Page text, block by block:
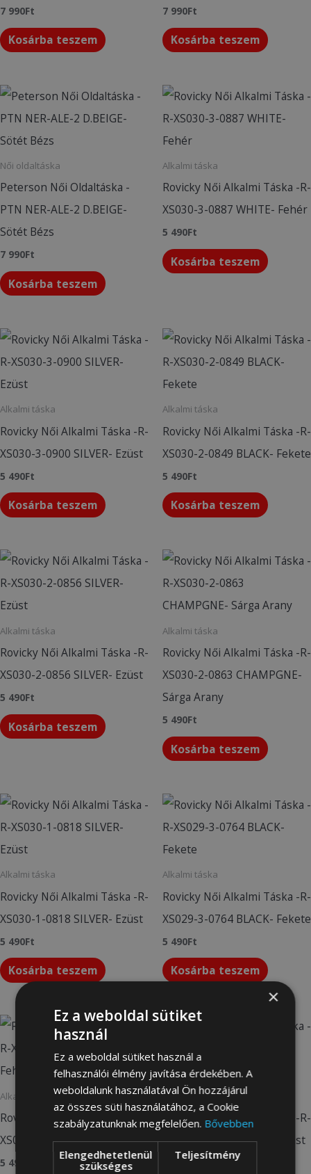
7 990Ft
Kosárba teszem
7 990Ft
Kosárba teszem
Női oldaltáska
Peterson Női Oldaltáska -
PTN NER-ALE-2 D.BEIGE-
Sötét Bézs
7 990Ft
Kosárba teszem
Alkalmi táska
Rovicky Női Alkalmi Táska -R-
XS030-3-0887 WHITE- Fehér
5 490Ft
Kosárba teszem
Alkalmi táska
Rovicky Női Alkalmi Táska -R-
XS030-3-0900 SILVER- Ezüst
5 490Ft
Kosárba teszem
Alkalmi táska
Rovicky Női Alkalmi Táska -R-
XS030-2-0849 BLACK- Fekete
5 490Ft
Kosárba teszem
Alkalmi táska
Rovicky Női Alkalmi Táska -R-
XS030-2-0856 SILVER- Ezüst
5 490Ft
Kosárba teszem
Alkalmi táska
Rovicky Női Alkalmi Táska -R-
XS030-2-0863 CHAMPGNE-
Sárga Arany
5 490Ft
Kosárba teszem
Alkalmi táska
Rovicky Női Alkalmi Táska -R-
XS030-1-0818 SILVER- Ezüst
5 490Ft
Kosárba teszem
Alkalmi táska
Rovicky Női Alkalmi Táska -R-
XS029-3-0764 BLACK- Fekete
5 490Ft
Kosárba teszem
Alkalmi táska
Rovicky Női Alkalmi Táska -R-
XS029-3-0771 WHITE- Fehér
5 490
Alkalmi táska
Rovicky Női Alkalmi Táska -R-
XS029-3-0795 SILVER- Ezüst
5 490Ft
×
Ez a weboldal sütiket
használ
Ez a weboldal sütiket használ a
felhasználói élmény javítása érdekében. A
weboldalunk használatával Ön hozzájárul
az összes süti használatához, a Cookie
szabályzatunknak megfelelően. Bővebben
Elengedhetetlenül
szükséges
Teljesítmény